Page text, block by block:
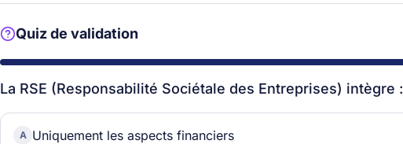
Quiz de validation
La RSE (Responsabilité Sociétale des Entreprises) intègre :
A Uniquement les aspects financiers